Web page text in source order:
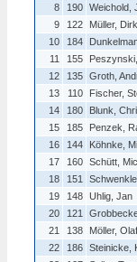
8
190 Weichold,
9
122 Müller,
10
184
11
155
12
135 Groth,
13
110 Fischer,
14
180 Blunk,
15
185 Penzek,
16
144 Köhnke,
17
160 Schütt,
18
151
19
148 Uhlig, Jan
20
121
21
138 Möller, Olaf
22
186 Steinicke,